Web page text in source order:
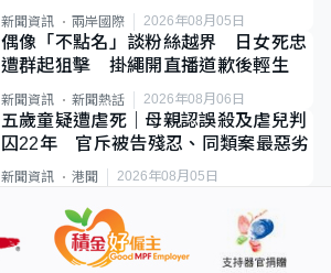
新聞資訊 兩岸國際 2026年08月05日
偶像「不點名」談粉絲越界 日女死忠
遭群起狙擊 掛繩開直播道歉後輕生
新聞資訊 新聞熱話 2026年08月06日
五歲童疑遭虐死｜母親認誤殺及虐兒判
囚22年 官斥被告殘忍、同類案最惡劣
新聞資訊 港聞 2026年08月05日